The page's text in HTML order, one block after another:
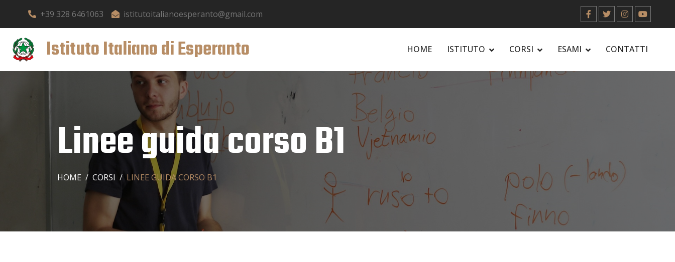
+39 328 6461063 istitutoitalianoesperanto@gmail.com
Istituto Italiano di Esperanto HOME ISTITUTO CORSI ESAMI CONTATTI
Linee guida corso B1
HOME CORSI LINEE GUIDA CORSO B1